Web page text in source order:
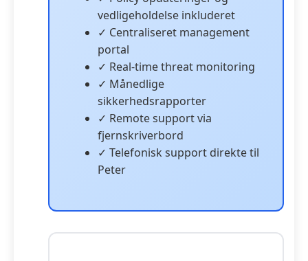
vedligeholdelse inkluderet
✓ Centraliseret management
portal
✓ Real-time threat monitoring
✓ Månedlige
sikkerhedsrapporter
✓ Remote support via
fjernskriverbord
✓ Telefonisk support direkte til
Peter